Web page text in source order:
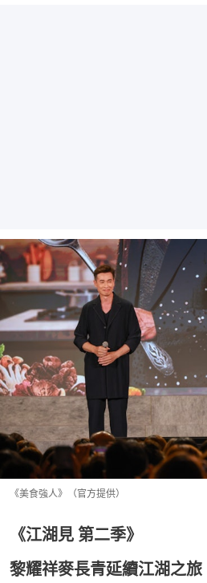
《美食強人》（官方提供）
《江湖見 第二季》
黎耀祥麥長青延續江湖之